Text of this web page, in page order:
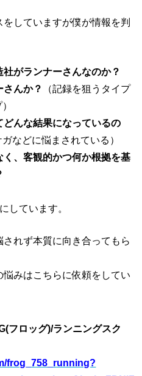
していますが僕が情報を判
社がランナーさんなのか？
さんか？
（記録を狙うタイプ
どんな結果になっているの
などに悩まされている）
く、客観的かつ何か根拠を基
しています。
れず本質に向き合ってもら
みはこちらに依頼をしてい
フロッグ)/ランニングスク
frog_758_running?